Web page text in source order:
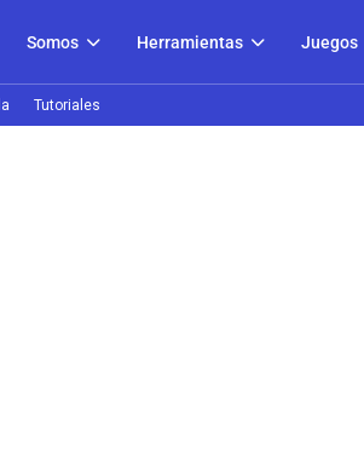
Somos Herramientas Juegos
Tutoriales